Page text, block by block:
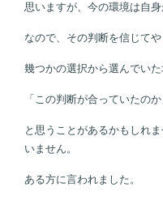
思いますが、今の環境は自
なので、その判断を信じて
幾つかの選択から選んでいた
「この判断が合っていたのか
と思うことがあるかもしれ
いません。
ある方に言われました。